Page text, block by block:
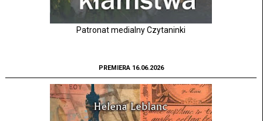
Patronat medialny Czytaninki
PREMIERA 16.06.2026